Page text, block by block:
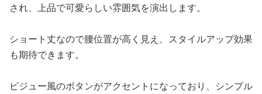
され、上品で可愛らしい雰囲気を演出します。
ショート丈なので腰位置が高く見え、スタイルアップ効果
も期待できます。
ビジュー風のボタンがアクセントになっており、シンプル